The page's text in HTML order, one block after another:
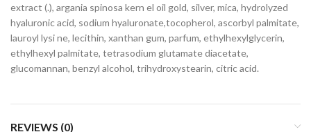
extract (.), argania spinosa kern el oil gold, silver, mica, hydrolyzed
hyaluronic acid, sodium hyaluronate,tocopherol, ascorbyl palmitate,
lauroyl lysi ne, lecithin, xanthan gum, parfum, ethylhexylglycerin,
ethylhexyl palmitate, tetrasodium glutamate diacetate,
glucomannan, benzyl alcohol, trihydroxystearin, citric acid.
REVIEWS (0)